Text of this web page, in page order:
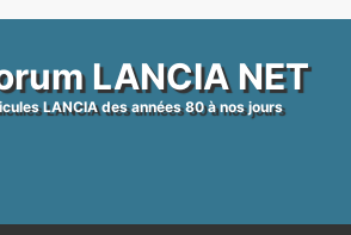
LANCIA NET
LANCIA des années 80 à nos jours